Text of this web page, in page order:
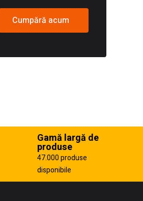
Cumpără acum
Gamă largă de
produse
47.000 produse
disponibile